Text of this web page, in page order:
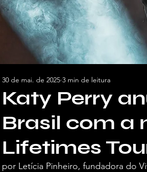
Katy Perry
Brasil com a
Lifetimes
30 de mai. de 2025 3 min de leitura
por Letícia Pinheiro, fundadora do